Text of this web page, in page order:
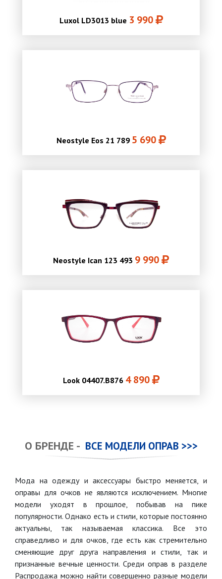
Luxol LD3013 blue 3 990
Neostyle Eos 21 789 5 690
Neostyle Ican 123 493 9 990
Look 04407.B876 4 890
О БРЕНДЕ - ВСЕ МОДЕЛИ ОПРАВ >>>
Мода на одежду и аксессуары быстро меняется, и
оправы для очков не являются исключением. Многие
модели уходят в прошлое, побывав на пике
популярности. Однако есть и стили, которые постоянно
актуальны, так называемая классика. Все это
справедливо и для очков, где есть как стремительно
сменяющие друг друга направления и стили, так и
признанные вечные ценности. Среди оправ в разделе
Распродажа можно найти совершенно разные модели